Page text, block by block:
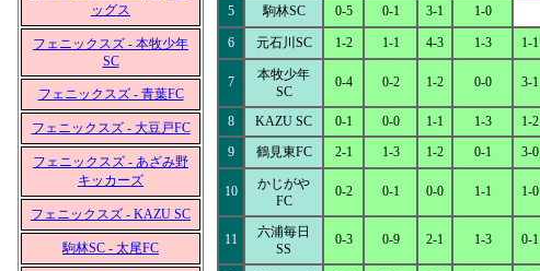
ッグス
フェニックスズ - 本牧少年
SC
フェニックスズ - 青葉FC
フェニックスズ - 大豆戸FC
フェニックスズ - あざみ野
キッカーズ
フェニックスズ - KAZU SC
駒林SC - 太尾FC
5 駒林SC 0-5 0-1 3-1 1-0
6 元石川SC 1-2 1-1 4-3 1-3 1-1
7
本牧少年
SC
0-4 0-2 1-2 0-0 3-1
8 KAZU SC 0-1 0-0 1-1 1-3 1-2
9
鶴見東FC 2-1 1-3 1-2 0-1 3-0
10
かじがや
FC
0-2 0-1 0-0 1-1 1-0
11
六浦毎日
SS
0-3 0-9 2-1 1-3 0-1